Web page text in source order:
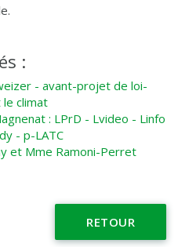
:
- avant-projet de loi-
climat
: LPrD - Lvideo - Linfo
- p-LATC
et Mme Ramoni-Perret
RETOUR